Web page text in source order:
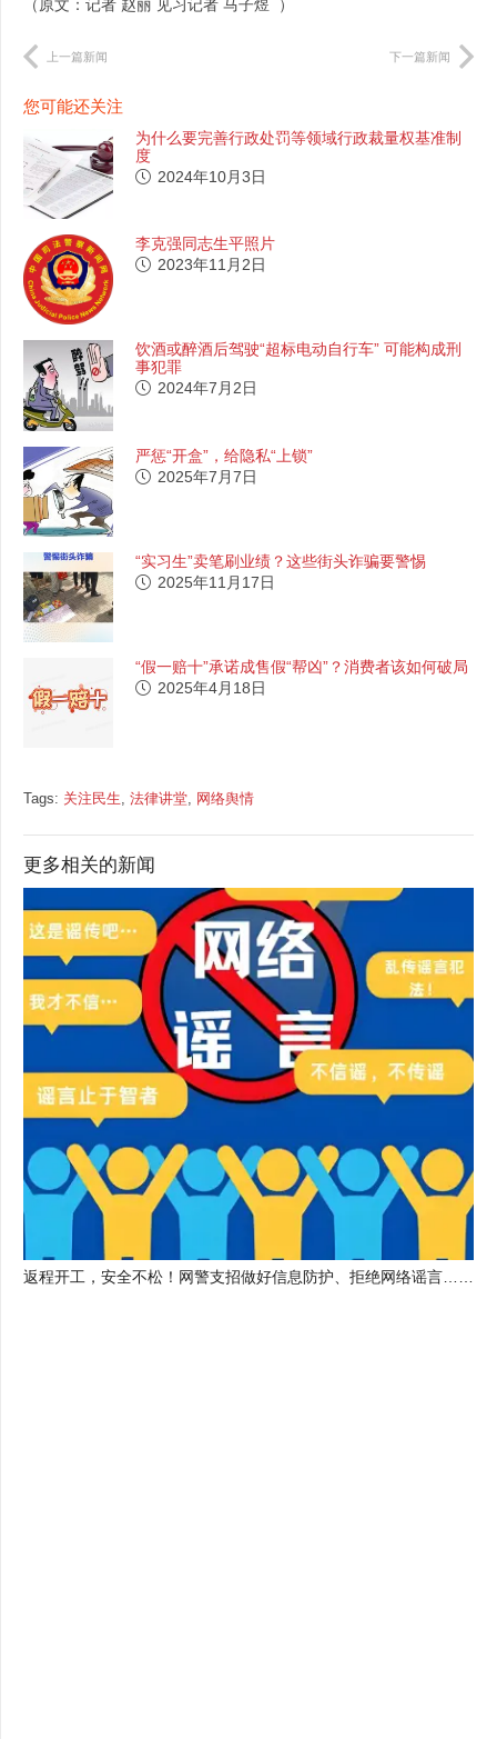
（原文：记者 赵丽 见习记者 马子煜 ）
上一篇新闻 下一篇新闻
您可能还关注
为什么要完善行政处罚等领域行政裁量权基准制
度
2024年10月3日
李克强同志生平照片
2023年11月2日
饮酒或醉酒后驾驶“超标电动自行车” 可能构成刑
事犯罪
2024年7月2日
严惩“开盒”，给隐私“上锁”
2025年7月7日
“实习生”卖笔刷业绩？这些街头诈骗要警惕
2025年11月17日
“假一赔十”承诺成售假“帮凶”？消费者该如何破局
2025年4月18日
Tags: 关注民生, 法律讲堂, 网络舆情
更多相关的新闻
返程开工，安全不松！网警支招做好信息防护、拒绝网络谣言……